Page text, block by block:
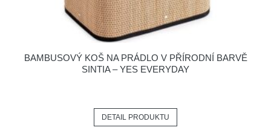
BAMBUSOVÝ KOŠ NA PRÁDLO V PŘÍRODNÍ BARVĚ
SINTIA – YES EVERYDAY
DETAIL PRODUKTU